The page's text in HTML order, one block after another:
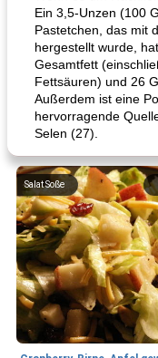
Ein 3,5-Unzen (100
Pastetchen, das mit
hergestellt wurde,
Gesamtfett
Fettsäuren) und 26
Außerdem ist eine
hervorragende
Selen (27).
Salat Soße